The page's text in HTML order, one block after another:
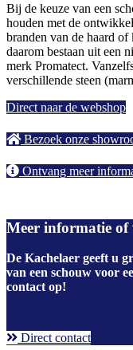
Bij de keuze van een
houden met de
branden van de haard
daarom bestaan uit een
merk Promatect.
verschillende steen
Direct naar de webshop
Bezoek onze
Ontvang meer
Meer informatie
De Kachelaer geeft u
van een schouw voor
contact op!
Direct contact